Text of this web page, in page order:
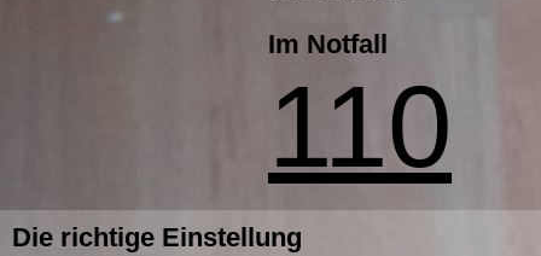
Im Notfall
110
Die richtige Einstellung